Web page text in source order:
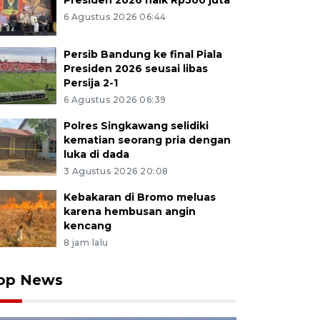
6 Agustus 2026 06:44
Persib Bandung ke final Piala
Presiden 2026 seusai libas
Persija 2-1
6 Agustus 2026 06:39
Polres Singkawang selidiki
kematian seorang pria dengan
luka di dada
3 Agustus 2026 20:08
Kebakaran di Bromo meluas
karena hembusan angin
kencang
8 jam lalu
News